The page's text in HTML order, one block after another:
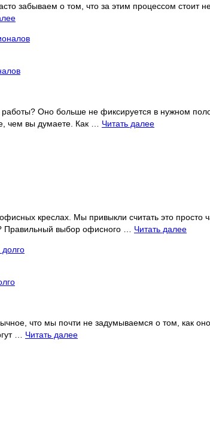
забываем о том, что за этим процессом стоит
Оно больше не фиксируется в нужном
чем вы думаете. Как … Читать далее
креслах. Мы привыкли считать это просто
Правильный выбор офисного … Читать далее
что мы почти не задумываемся о том, как
… Читать далее